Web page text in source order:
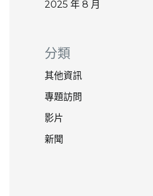
2025 年 8 月
分類
其他資訊
專題訪問
影片
新聞